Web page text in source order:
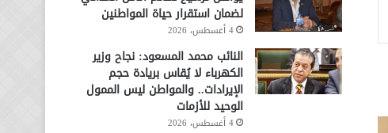
لضمان استقرار حياة المواطنين
4 أغسطس، 2026
النائب محمد المسعود: نجاح وزير
الكهرباء لا يُقاس بريادة حجم
الإيرادات.. والمواطن ليس الممول
الوحيد للأزمات
4 أغسطس، 2026